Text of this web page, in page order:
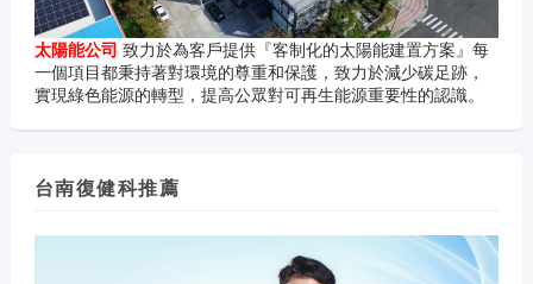
太陽能公司 致力於為客戶提供『客制化的太陽能建置方案』每
一個項目都秉持著對環境的尊重和保護，致力於減少碳足跡，
實現綠色能源的轉型，提高公眾對可再生能源重要性的認識。
台南復健科推薦